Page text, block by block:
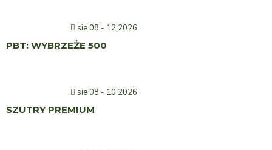
sie 08 - 12 2026
PBT: WYBRZEŻE 500
sie 08 - 10 2026
SZUTRY PREMIUM